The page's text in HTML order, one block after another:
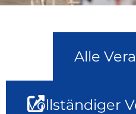
Alle
Vollständiger